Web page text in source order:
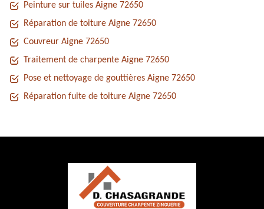
Peinture sur tuiles Aigne 72650
Réparation de toiture Aigne 72650
Couvreur Aigne 72650
Traitement de charpente Aigne 72650
Pose et nettoyage de gouttières Aigne 72650
Réparation fuite de toiture Aigne 72650